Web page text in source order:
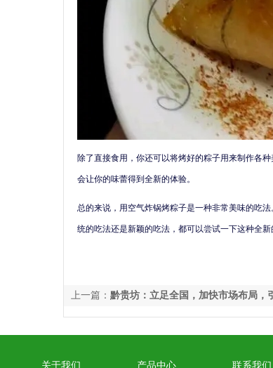
除了直接食用，你还可以将烤好的粽子用来制作各
会让你的味蕾得到全新的体验。
总的来说，用空气炸锅烤粽子是一种非常美味的吃
统的吃法还是新颖的吃法，都可以尝试一下这种全新
上一篇： 黔贵坊：立足全国，加快市场布局，
关于我们 产品中心 联系我们